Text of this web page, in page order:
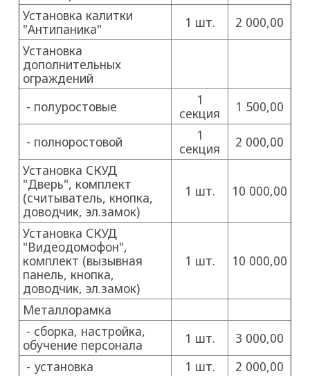
Установка калитки
"Антипаника"
1 шт.
2 000,00
Установка
дополнительных
ограждений
- полуростовые
1
секция
1 500,00
- полноростовой
1
секция
2 000,00
Установка СКУД
"Дверь", комплект
(считыватель, кнопка,
доводчик, эл.замок)
1 шт. 10 000,00
Установка СКУД
"Видеодомофон",
комплект (вызывная
панель, кнопка,
доводчик, эл.замок)
1 шт. 10 000,00
Металлорамка
- сборка, настройка,
обучение персонала
1 шт.
3 000,00
- установка
1 шт.
2 000,00